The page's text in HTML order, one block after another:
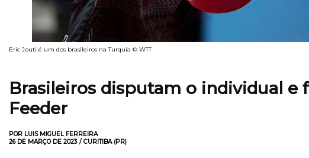
Eric Jouti é um dos brasileiros na Turquia © WTT
Brasileiros disputam o individual e
Feeder
POR LUIS MIGUEL FERREIRA
26 DE MARÇO DE 2023 / CURITIBA (PR)